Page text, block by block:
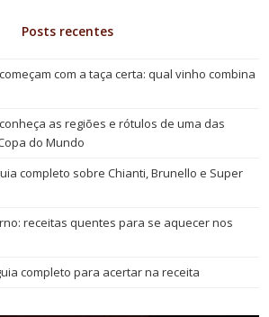
Posts recentes
com a taça certa: qual vinho combina
as regiões e rótulos de uma das
do Mundo
completo sobre Chianti, Brunello e Super
receitas quentes para se aquecer nos
completo para acertar na receita